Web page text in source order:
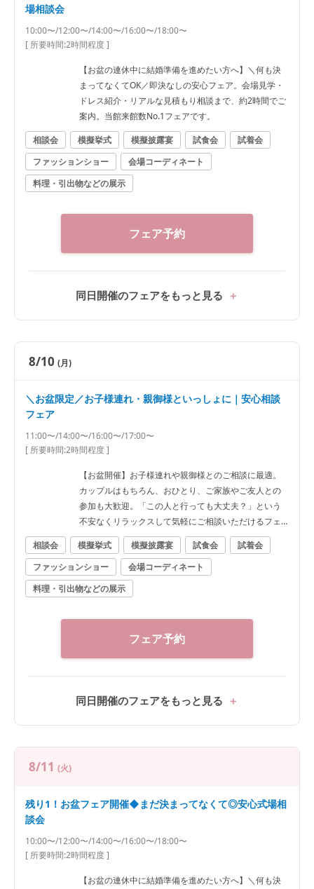
場相談会
10:00〜/12:00〜/14:00〜/16:00〜/18:00〜
[ 所要時間:2時間程度]
【お盆の連休中に結婚準備を進めたい方へ】＼何も決
まってなくてOK／即決なしの安心フェア。会場見学・
ドレス紹介・リアルな見積もり相談まで、約2時間でご
案内。当館来館数No.1フェアです。
相談会
模擬挙式 模擬披露宴 試食会
試着会
ファッションショー
会場コーディネート
料理・引出物などの展示
フェア予約
同日開催のフェアをもっと見る
8/10 (月)
＼お盆限定／お子様連れ・親御様といっしょに｜安心相談
フェア
11:00〜/14:00〜/16:00〜/17:00〜
[ 所要時間:2時間程度]
【お盆開催】お子様連れや親御様とのご相談に最適。
カップルはもちろん、おひとり、ご家族やご友人との
参加も大歓迎。「この人と行っても大丈夫？」という
不安なくリラックスして気軽にご相談いただけるフェ
アです。
相談会 模擬挙式 模擬披露宴 試食会
試着会
ファッションショー
会場コーディネート
料理・引出物などの展示
フェア予約
同日開催のフェアをもっと見る
8/11 (火)
残り1！お盆フェア開催◆まだ決まってなくて◎安心式場相
談会
10:00〜/12:00〜/14:00〜/16:00〜/18:00〜
[ 所要時間:2時間程度]
【お盆の連休中に結婚準備を進めたい方へ】＼何も決